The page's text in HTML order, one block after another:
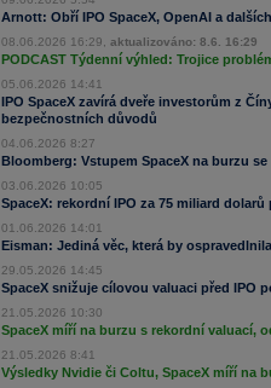
Arnott: Obří IPO SpaceX, OpenAI a
08.06.2026 16:29, aktualizováno: 8.6. 16:29
PODCAST Týdenní výhled: Trojice
05.06.2026 14:41
IPO SpaceX zavírá dveře investorům z
bezpečnostních důvodů
04.06.2026 8:27
Bloomberg: Vstupem SpaceX na burzu
03.06.2026 10:05
SpaceX: rekordní IPO za 75 miliard dolarů
01.06.2026 14:01
Eisman: Jediná věc, která by
29.05.2026 14:45
SpaceX snižuje cílovou valuaci před IPO
21.05.2026 10:30
SpaceX míří na burzu s rekordní valuací,
21.05.2026 8:41
Výsledky Nvidie či Coltu, SpaceX míří na